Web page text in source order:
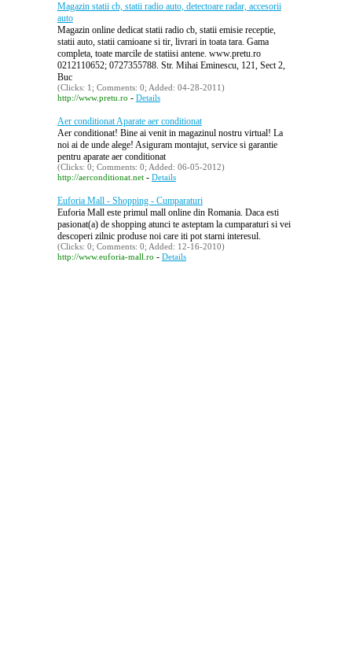
Magazin statii cb, statii radio auto, detectoare radar, accesorii
auto
Magazin online dedicat statii radio cb, statii emisie receptie,
statii auto, statii camioane si tir, livrari in toata tara. Gama
completa, toate marcile de statiisi antene. www.pretu.ro
0212110652; 0727355788. Str. Mihai Eminescu, 121, Sect 2,
Buc
(Clicks: 1; Comments: 0; Added: 04-28-2011)
http://www.pretu.ro - Details
Aer conditionat Aparate aer conditionat
Aer conditionat! Bine ai venit in magazinul nostru virtual! La
noi ai de unde alege! Asiguram montajut, service si garantie
pentru aparate aer conditionat
(Clicks: 0; Comments: 0; Added: 06-05-2012)
http://aerconditionat.net- Details
Euforia Mall - Shopping - Cumparaturi
Euforia Mall este primul mall online din Romania. Daca esti
pasionat(a) de shopping atunci te asteptam la cumparaturi si vei
descoperi zilnic produse noi care iti pot starni interesul.
(Clicks: 0; Comments: 0; Added: 12-16-2010)
http://www.euforia-mall.ro - Details